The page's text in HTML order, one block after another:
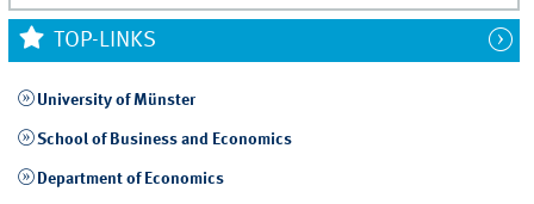
TOP-LINKS
University of Münster
School of Business and Economics
Department of Economics